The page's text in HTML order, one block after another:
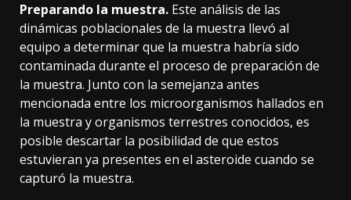
Preparando la muestra. Este análisis de las
dinámicas poblacionales de la muestra llevó al
equipo a determinar que la muestra habría sido
contaminada durante el proceso de preparación de
la muestra. Junto con la semejanza antes
mencionada entre los microorganismos hallados en
la muestra y organismos terrestres conocidos, es
posible descartar la posibilidad de que estos
estuvieran ya presentes en el asteroide cuando se
capturó la muestra.